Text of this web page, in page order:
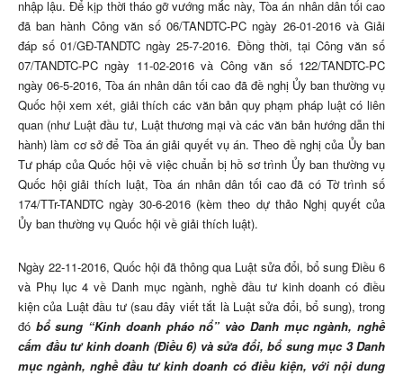
nhập lậu. Để kịp thời tháo gỡ vướng mắc này, Tòa án nhân dân tối cao
đã ban hành Công văn số 06/TANDTC-PC ngày 26-01-2016 và Giải
đáp số 01/GĐ-TANDTC ngày 25-7-2016. Đồng thời, tại Công văn số
07/TANDTC-PC ngày 11-02-2016 và Công văn số 122/TANDTC-PC
ngày 06-5-2016, Tòa án nhân dân tối cao đã đề nghị Ủy ban thường vụ
Quốc hội xem xét, giải thích các văn bản quy phạm pháp luật có liên
quan (như Luật đầu tư, Luật thương mại và các văn bản hướng dẫn thi
hành) làm cơ sở để Tòa án giải quyết vụ án. Theo đề nghị của Ủy ban
Tư pháp của Quốc hội về việc chuẩn bị hồ sơ trình Ủy ban thường vụ
Quốc hội giải thích luật, Tòa án nhân dân tối cao đã có Tờ trình số
174/TTr-TANDTC ngày 30-6-2016 (kèm theo dự thảo Nghị quyết của
Ủy ban thường vụ Quốc hội về giải thích luật).
Ngày 22-11-2016, Quốc hội đã thông qua Luật sửa đổi, bổ sung Điều 6
và Phụ lục 4 về Danh mục ngành, nghề đầu tư kinh doanh có điều
kiện của Luật đầu tư (sau đây viết tắt là Luật sửa đổi, bổ sung), trong
đó bổ sung “Kinh doanh pháo nổ” vào Danh mục ngành, nghề
cấm đầu tư kinh doanh (Điều 6) và sửa đổi, bổ sung mục 3 Danh
mục ngành, nghề đầu tư kinh doanh có điều kiện, với nội dung